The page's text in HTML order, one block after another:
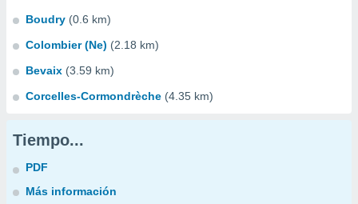
Boudry (0.6 km)
Colombier (Ne) (2.18 km)
Bevaix (3.59 km)
Corcelles-Cormondrèche (4.35 km)
Tiempo...
PDF
Más información